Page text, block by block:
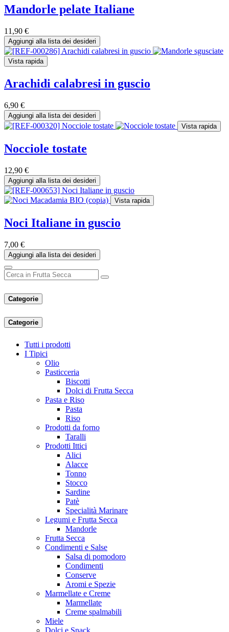
Mandorle pelate Italiane
11,90 €
Aggiungi alla lista dei desideri
Vista rapida
Arachidi calabresi in guscio
6,90 €
Aggiungi alla lista dei desideri
Vista rapida
Nocciole tostate
12,90 €
Aggiungi alla lista dei desideri
Vista rapida
Noci Italiane in guscio
7,00 €
Aggiungi alla lista dei desideri
Categorie
Categorie
Tutti i prodotti
I Tipici
Olio
Pasticceria
Biscotti
Dolci di Frutta Secca
Pasta e Riso
Pasta
Riso
Prodotti da forno
Taralli
Prodotti Ittici
Alici
Alacce
Tonno
Stocco
Sardine
Patè
Specialità Marinare
Legumi e Frutta Secca
Mandorle
Frutta Secca
Condimenti e Salse
Salsa di pomodoro
Condimenti
Conserve
Aromi e Spezie
Marmellate e Creme
Marmellate
Creme spalmabili
Miele